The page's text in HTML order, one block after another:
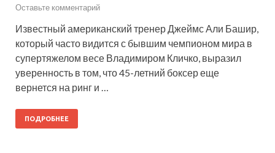
Оставьте комментарий
Известный американский тренер Джеймс Али Башир,
который часто видится с бывшим чемпионом мира в
супертяжелом весе Владимиром Кличко, выразил
уверенность в том, что 45-летний боксер еще
вернется на ринг и …
ПОДРОБНЕЕ